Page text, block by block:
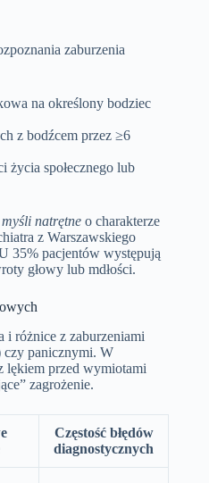
zaburzenia
na określony bodziec
z bodźcem przez ≥6
życia społecznego lub
myśli natrętne o charakterze
z Warszawskiego
35% pacjentów występują
głowy lub mdłości.
i różnice z zaburzeniami
panicznymi. W
lękiem przed wymiotami
zagrożenie.
Częstość błędów
diagnostycznych